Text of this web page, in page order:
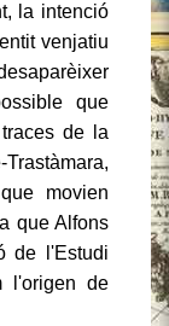
la intenció
venjatiu
que
de la
movien
que Alfons
de l'Estudi
l'origen de